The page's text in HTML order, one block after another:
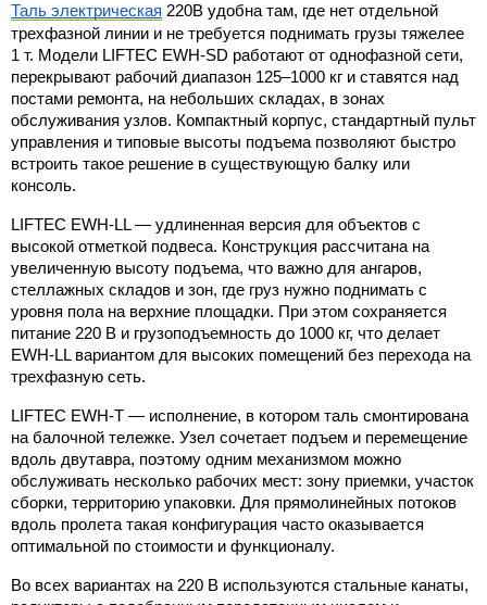
Таль электрическая 220В удобна там, где нет отдельной
трехфазной линии и не требуется поднимать грузы тяжелее
1 т. Модели LIFTEC EWH-SD работают от однофазной сети,
перекрывают рабочий диапазон 125–1000 кг и ставятся над
постами ремонта, на небольших складах, в зонах
обслуживания узлов. Компактный корпус, стандартный пульт
управления и типовые высоты подъема позволяют быстро
встроить такое решение в существующую балку или
консоль.
LIFTEC EWH-LL — удлиненная версия для объектов с
высокой отметкой подвеса. Конструкция рассчитана на
увеличенную высоту подъема, что важно для ангаров,
стеллажных складов и зон, где груз нужно поднимать с
уровня пола на верхние площадки. При этом сохраняется
питание 220 В и грузоподъемность до 1000 кг, что делает
EWH-LL вариантом для высоких помещений без перехода на
трехфазную сеть.
LIFTEC EWH-T — исполнение, в котором таль смонтирована
на балочной тележке. Узел сочетает подъем и перемещение
вдоль двутавра, поэтому одним механизмом можно
обслуживать несколько рабочих мест: зону приемки, участок
сборки, территорию упаковки. Для прямолинейных потоков
вдоль пролета такая конфигурация часто оказывается
оптимальной по стоимости и функционалу.
Во всех вариантах на 220 В используются стальные канаты,